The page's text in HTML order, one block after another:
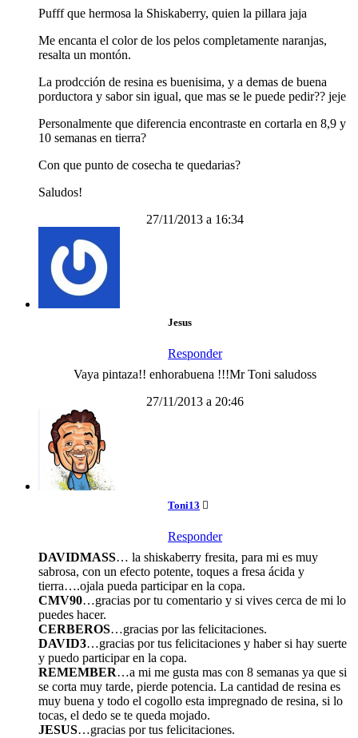
Pufff que hermosa la Shiskaberry, quien la pillara jaja
Me encanta el color de los pelos completamente naranjas,
resalta un montón.
La prodcción de resina es buenisima, y a demas de buena
porductora y sabor sin igual, que mas se le puede pedir?? jeje
Personalmente que diferencia encontraste en cortarla en 8,9 y
10 semanas en tierra?
Con que punto de cosecha te quedarias?
Saludos!
27/11/2013 a 16:34
Jesus
Responder
Vaya pintaza!! enhorabuena !!!Mr Toni saludoss
27/11/2013 a 20:46
Toni13
Responder
DAVIDMASS… la shiskaberry fresita, para mi es muy
sabrosa, con un efecto potente, toques a fresa ácida y
tierra….ojala pueda participar en la copa.
CMV90…gracias por tu comentario y si vives cerca de mi lo
puedes hacer.
CERBEROS…gracias por las felicitaciones.
DAVID3…gracias por tus felicitaciones y haber si hay suerte
y puedo participar en la copa.
REMEMBER…a mi me gusta mas con 8 semanas ya que si
se corta muy tarde, pierde potencia. La cantidad de resina es
muy buena y todo el cogollo esta impregnado de resina, si lo
tocas, el dedo se te queda mojado.
JESUS…gracias por tus felicitaciones.